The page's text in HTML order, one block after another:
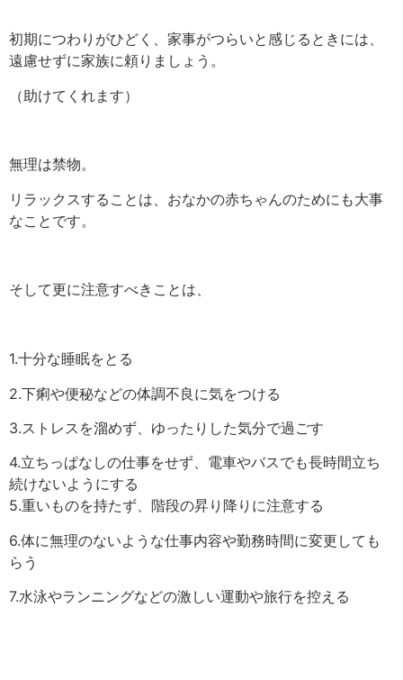
初期につわりがひどく、家事がつらいと感じるときには、
遠慮せずに家族に頼りましょう。
（助けてくれます）
無理は禁物。
リラックスすることは、おなかの赤ちゃんのためにも大事
なことです。
そして更に注意すべきことは、
1.十分な睡眠をとる
2.下痢や便秘などの体調不良に気をつける
3.ストレスを溜めず、ゆったりした気分で過ごす
4.立ちっぱなしの仕事をせず、電車やバスでも長時間立ち
続けないようにする
5.重いものを持たず、階段の昇り降りに注意する
6.体に無理のないような仕事内容や勤務時間に変更しても
らう
7.水泳やランニングなどの激しい運動や旅行を控える